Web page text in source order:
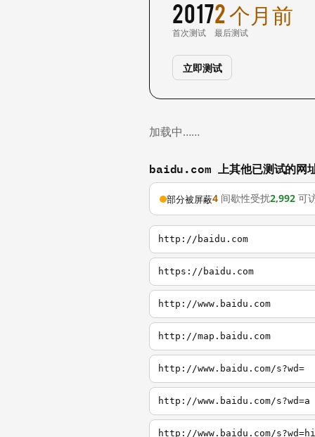
2017
首次测试
2 个月前
最后测试
立即测试
加载中……
baidu.com 上其他已测试的网
部分被屏蔽4 间歇性受扰2,992 可
http://baidu.com
https://baidu.com
http://www.baidu.com
http://map.baidu.com
http://www.baidu.com/s?wd=
http://www.baidu.com/s?wd=a
http://www.baidu.com/s?wd=hi